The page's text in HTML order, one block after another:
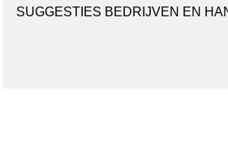
SUGGESTIES BEDRIJVEN EN